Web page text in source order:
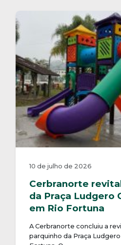
10 de julho de 2026
Cerbranorte
da Praça Ludgero
em Rio Fortuna
A Cerbranorte concluiu a
parquinho da Praça